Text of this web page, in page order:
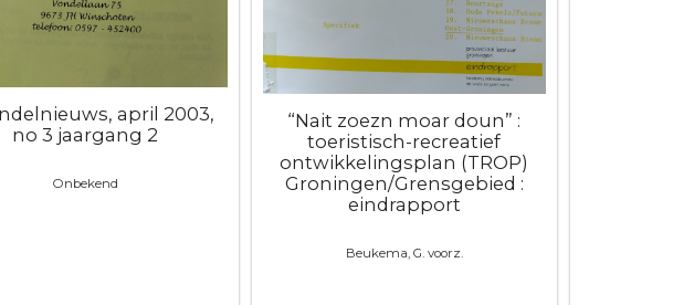
april 2003,
no 3 jaargang 2
Onbekend
“Nait zoezn moar doun” :
toeristisch-recreatief
ontwikkelingsplan (TROP)
Groningen/Grensgebied :
eindrapport
Beukema, G. voorz.